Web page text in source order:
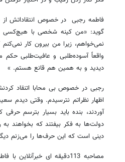
فاطمه رجبی در خصوص انتقاداتش
گوید: «من کینه شخصی با هیچ‌کسی
نمی‌خواهم، زیرا من بیرون کار
واقعاً آسوده‌طلبی و عافیت‌طلبی
دیدید و به همین هم قانع هستم. »
رجبی در خصوص بی محابا اتنقاد
اظهار نظراتم نترسیدم. وقتی دیدم
آوردند، بنده باید بسیار بترسم
دولت‌ها به فکر بیفتند که بخواهند
دینی است که این حرف‌ها را می‌زنم
مصاحبه 113دقیقه ای